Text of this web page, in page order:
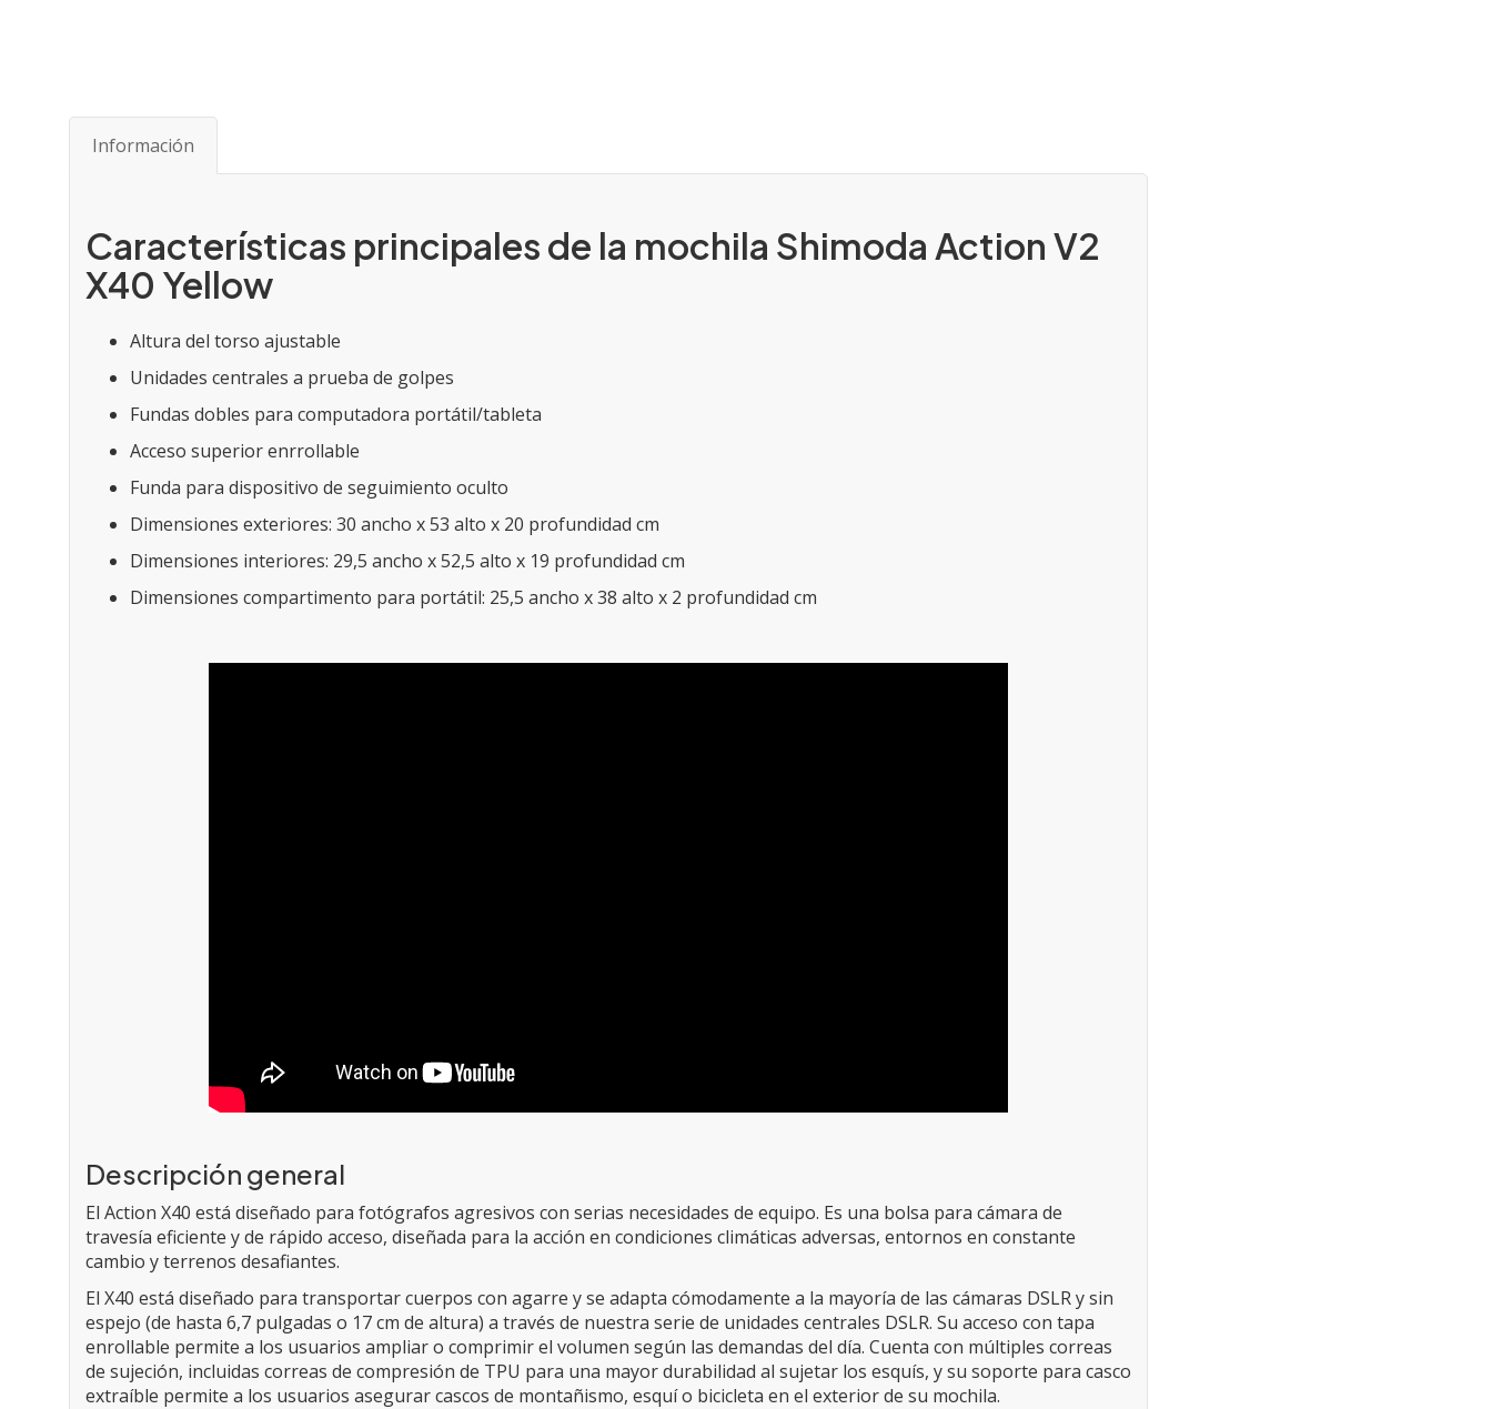
imágenes
Información
Características principales de la mochila Shimoda Action V2
X40 Yellow
Altura del torso ajustable
Unidades centrales a prueba de golpes
Fundas dobles para computadora portátil/tableta
Acceso superior enrrollable
Funda para dispositivo de seguimiento oculto
Dimensiones exteriores: 30 ancho x 53 alto x 20 profundidad cm
Dimensiones interiores: 29,5 ancho x 52,5 alto x 19 profundidad cm
Dimensiones compartimento para portátil: 25,5 ancho x 38 alto x 2 profundidad cm
Descripción general
El Action X40 está diseñado para fotógrafos agresivos con serias necesidades de equipo. Es una bolsa para cámara de
travesía eficiente y de rápido acceso, diseñada para la acción en condiciones climáticas adversas, entornos en constante
cambio y terrenos desafiantes.
El X40 está diseñado para transportar cuerpos con agarre y se adapta cómodamente a la mayoría de las cámaras DSLR y sin
espejo (de hasta 6,7 ​​pulgadas o 17 cm de altura) a través de nuestra serie de unidades centrales DSLR. Su acceso con tapa
enrollable permite a los usuarios ampliar o comprimir el volumen según las demandas del día. Cuenta con múltiples correas
de sujeción, incluidas correas de compresión de TPU para una mayor durabilidad al sujetar los esquís, y su soporte para casco
extraíble permite a los usuarios asegurar cascos de montañismo, esquí o bicicleta en el exterior de su mochila.